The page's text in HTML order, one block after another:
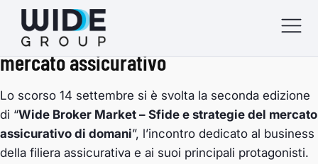
Presentate, alla seconda edizione di
“Wide Broker Market”, le nuove sfide del
mercato assicurativo
Lo scorso 14 settembre si è svolta la seconda edizione
di “Wide Broker Market – Sfide e strategie del mercato
assicurativo di domani”, l’incontro dedicato al business
della filiera assicurativa e ai suoi principali protagonisti.